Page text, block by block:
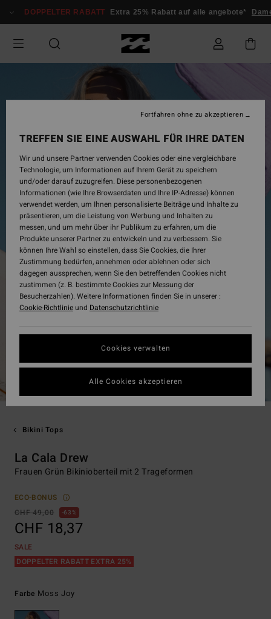
zur
springen
DOPPELTER RABATT Extra 25% Rabatt auf alle angebote*
Bikini Tops
La Cala Drew
Frauen Grün Bikinioberteil mit 2 Trageformen
ECO-BONUS
CHF 49,00
63%
CHF 18,37
SALE
DOPPELTER RABATT EXTRA 25%
Farbe Moss Joy
TREFFEN SIE EINE AUSWAHL FÜR IHRE DATEN
Wir und unsere Partner verwenden Cookies oder eine vergleichbare
Technologie, um Informationen auf Ihrem Gerät zu speichern
und/oder darauf zuzugreifen. Diese personenbezogenen
Informationen (wie Ihre Browserdaten und Ihre IP-Adresse) können
verwendet werden, um Ihnen personalisierte Beiträge und Inhalte zu
präsentieren, um die Leistung von Werbung und Inhalten zu
messen, und um mehr über ihr Publikum zu erfahren, um die
Produkte unserer Partner zu entwickeln und zu verbessern. Sie
können Ihre Wahl so einstellen, dass Sie Cookies, die Ihrer
Zustimmung bedürfen, annehmen oder ablehnen oder sich
dagegen aussprechen, wenn Sie den betreffenden Cookies nicht
zustimmen (z. B. bestimmte Cookies zur Messung der
Besucherzahlen). Weitere Informationen finden Sie in unserer :
Cookie-Richtlinieund Datenschutzrichtlinie
Cookies verwalten
Fortfahren ohne zu akzeptieren
Alle Cookies akzeptieren